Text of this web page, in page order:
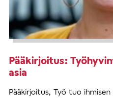
Pääkirjoitus:
asia
Pääkirjoitus, Työ tuo ihmisen